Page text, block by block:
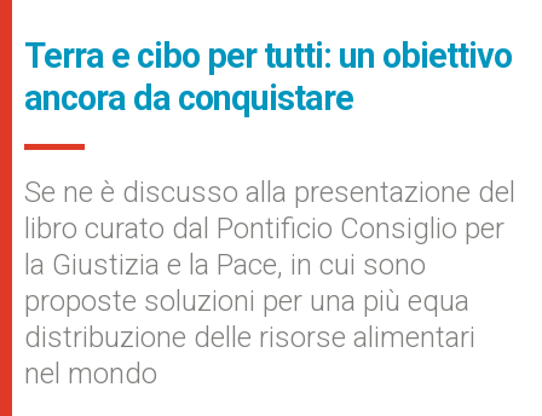
Terra e cibo per tutti: un obiettivo
ancora da conquistare
Se ne è discusso alla presentazione del
libro curato dal Pontificio Consiglio per
la Giustizia e la Pace, in cui sono
proposte soluzioni per una più equa
distribuzione delle risorse alimentari
nel mondo